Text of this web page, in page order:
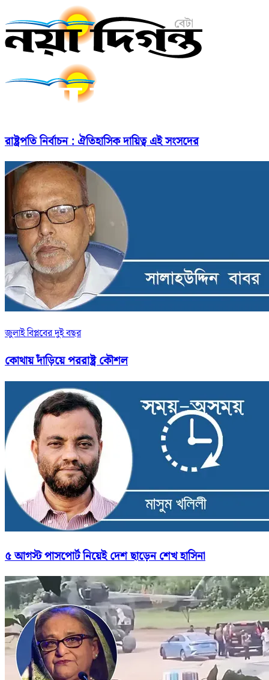
রাষ্ট্রপতি নির্বাচন : ঐতিহাসিক দায়িত্ব এই সংসদের
জুলাই বিপ্লবের দুই বছর
কোথায় দাঁড়িয়ে পররাষ্ট্র কৌশল
৫ আগস্ট পাসপোর্ট নিয়েই দেশ ছাড়েন শেখ হাসিনা